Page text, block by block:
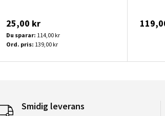
25,00 kr
Du sparar: 114,00 kr
Ord. pris: 139,00 kr
Smidig leverans